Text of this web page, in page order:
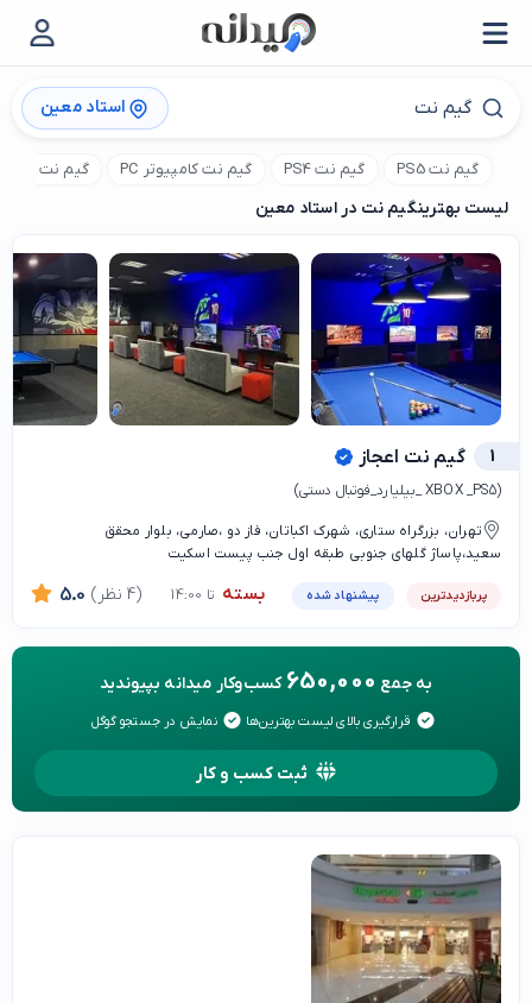
استاد معین
گیم نت PS5 گیم نت PS4 گیم نت کامپیوتر PC گیم نت VR
لیست بهترینگیم نت در استاد معین
1 گیم نت اعجاز
(XBOX _PS5 _بیلیارد_فوتبال دستی)
تهران، بزرگراه ستاری، شهرک اکباتان، فاز دو ،صارمی، بلوار محقق
سعید،پاساژ گلهای جنوبی طبقه اول جنب پیست اسکیت
پربازدیدترین پیشنهاد شده بسته تا 14:00 5.0 (4 نظر)
به جمع 650,000 کسب‌وکار میدانه بپیوندید
قرارگیری بالای لیست بهترین‌ها نمایش در جستجو گوگل
ثبت کسب و کار